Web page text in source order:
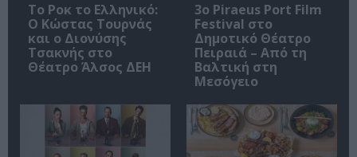
Το Ροκ το Ελληνικό:
Ο Κώστας Τουρνάς
και ο Διονύσης
Τσακνής στο
Θέατρο Άλσος ΔΕΗ
3o Piraeus Port Film
Festival στο
Δημοτικό Θέατρο
Πειραιά – Από τη
Βαλτική στη
Μεσόγειο